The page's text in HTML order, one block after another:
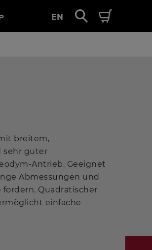
EN
breitem,
sehr guter
Antrieb. Geeignet
Abmessungen und
Quadratischer
einfache